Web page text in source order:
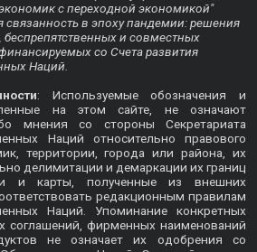
с переходной экономикой"
связанность в эпоху пандемии: решения
и совместных
со Счета развития
Наций.
: Используемые обозначения и
на этом сайте, не означают
мнения со стороны Секретариата
Наций относительно правового
территории, города или района, их
делимитации и демаркации их границ
и карты, полученные из внешних
редакционным правилам
Наций. Упоминание конкретных
соглашений, фирменных наименований
не означает их одобрения со